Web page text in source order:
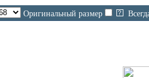
Оригинальный размер